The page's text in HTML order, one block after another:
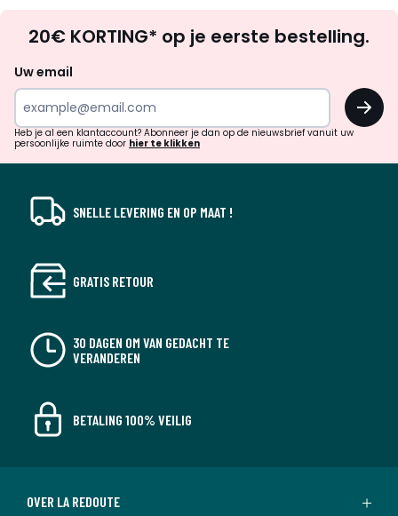
zoek
inspiratie
verrassingen?
20€ KORTING* op je eerste bestelling.
Uw email
OK
Heb je al een klantaccount? Abonneer je dan op de nieuwsbrief vanuit uw
persoonlijke ruimte door hier te klikken
SNELLE LEVERING EN OP MAAT !
GRATIS RETOUR
30 DAGEN OM VAN GEDACHT TE
VERANDEREN
BETALING 100% VEILIG
OVER LA REDOUTE